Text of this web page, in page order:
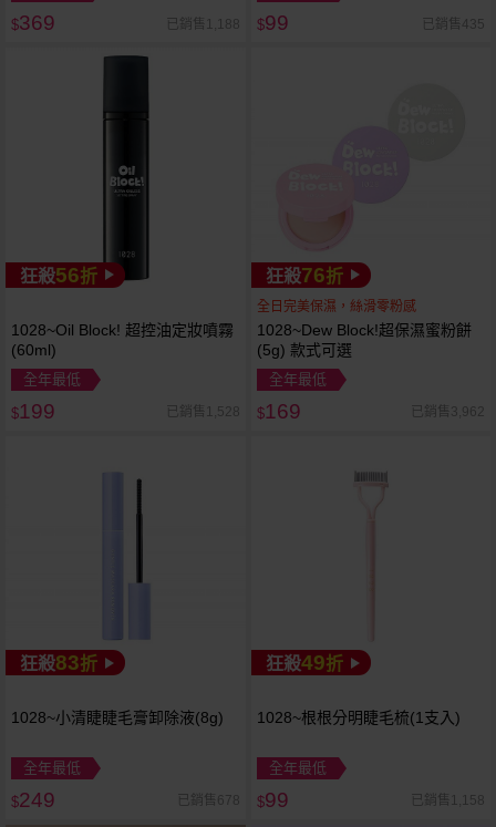
$369 已銷售1,188 $99 已銷售435
狂殺56折
1028~Oil Block! 超控油定妝噴霧
(60ml)
全年最低
$199 已銷售1,528
狂殺76折
全日完美保濕，絲滑零粉感
1028~Dew Block!超保濕蜜粉餅
(5g) 款式可選
全年最低
$169 已銷售3,962
狂殺83折
1028~小清睫睫毛膏卸除液(8g)
全年最低
$249 已銷售678
狂殺49折
1028~根根分明睫毛梳(1支入)
全年最低
$99 已銷售1,158